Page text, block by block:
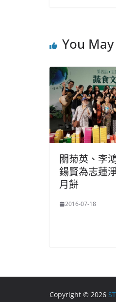
You
關菊英、李
鍚賢為志蓮
月餅
2016-07-18
Copyright © 2026